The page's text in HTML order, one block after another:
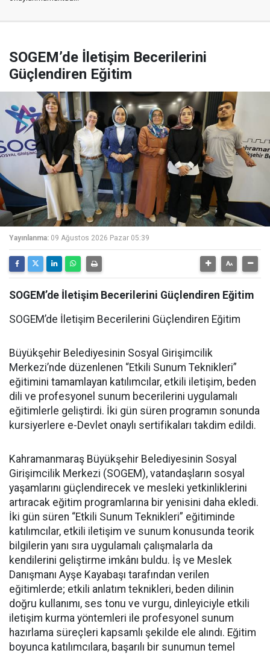
SOGEM’de İletişim Becerilerini
Güçlendiren Eğitim
Yayınlanma: 09 Ağustos 2026 Pazar 05:39
SOGEM’de İletişim Becerilerini Güçlendiren Eğitim
SOGEM’de İletişim Becerilerini Güçlendiren Eğitim
Büyükşehir Belediyesinin Sosyal Girişimcilik
Merkezi’nde düzenlenen “Etkili Sunum Teknikleri”
eğitimini tamamlayan katılımcılar, etkili iletişim, beden
dili ve profesyonel sunum becerilerini uygulamalı
eğitimlerle geliştirdi. İki gün süren programın sonunda
kursiyerlere e-Devlet onaylı sertifikaları takdim edildi.
Kahramanmaraş Büyükşehir Belediyesinin Sosyal
Girişimcilik Merkezi (SOGEM), vatandaşların sosyal
yaşamlarını güçlendirecek ve mesleki yetkinliklerini
artıracak eğitim programlarına bir yenisini daha ekledi.
İki gün süren “Etkili Sunum Teknikleri” eğitiminde
katılımcılar, etkili iletişim ve sunum konusunda teorik
bilgilerin yanı sıra uygulamalı çalışmalarla da
kendilerini geliştirme imkânı buldu. İş ve Meslek
Danışmanı Ayşe Kayabaşı tarafından verilen
eğitimlerde; etkili anlatım teknikleri, beden dilinin
doğru kullanımı, ses tonu ve vurgu, dinleyiciyle etkili
iletişim kurma yöntemleri ile profesyonel sunum
hazırlama süreçleri kapsamlı şekilde ele alındı. Eğitim
boyunca katılımcılara, başarılı bir sunumun temel